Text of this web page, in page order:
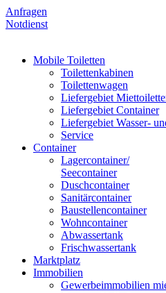
Anfragen
Notdienst
Mobile Toiletten
Toilettenkabinen
Toilettenwagen
Liefergebiet
Liefergebiet Container
Liefergebiet Wasser-
Service
Container
Lagercontainer/
Seecontainer
Duschcontainer
Sanitärcontainer
Baustellencontainer
Wohncontainer
Abwassertank
Frischwassertank
Marktplatz
Immobilien
Gewerbeimmobilien